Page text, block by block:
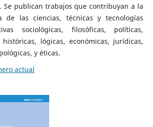
Se publican trabajos que contribuyan a la
de las ciencias, técnicas y tecnologías
sociológicas, filosóficas, políticas,
históricas, lógicas, económicas, jurídicas,
y éticas.
actual